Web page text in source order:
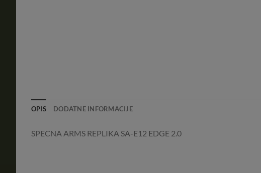
OPIS DODATNE INFORMACIJE
SPECNA ARMS REPLIKA SA-E12 EDGE 2.0